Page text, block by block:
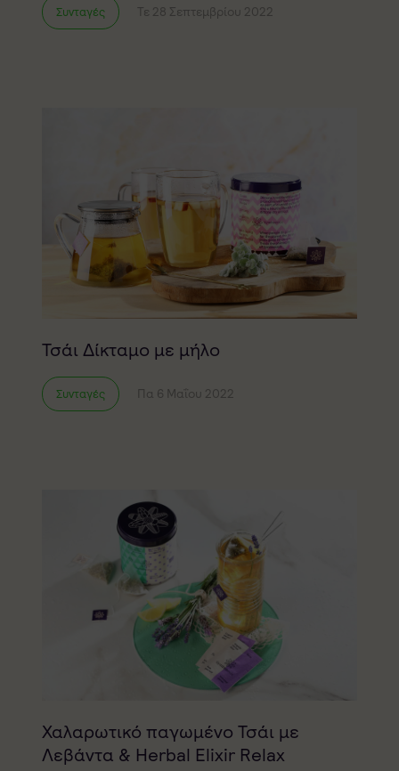
Συνταγές Τε 28 Σεπτεμβρίου 2022
Τσάι Δίκταμο με μήλο
Συνταγές Πα 6 Μαΐου 2022
Χαλαρωτικό παγωμένο Τσάι με
Λεβάντα & Herbal Elixir Relax